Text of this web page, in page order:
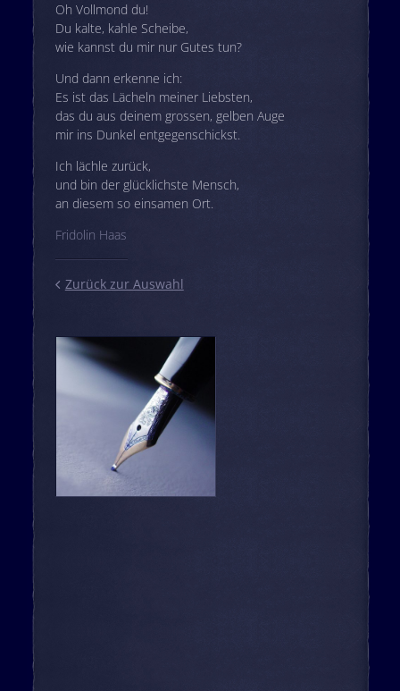
Oh Vollmond du!
Du kalte, kahle Scheibe,
wie kannst du mir nur Gutes tun?
Und dann erkenne ich:
Es ist das Lächeln meiner Liebsten,
das du aus deinem grossen, gelben Auge
mir ins Dunkel entgegenschickst.
Ich lächle zurück,
und bin der glücklichste Mensch,
an diesem so einsamen Ort.
Fridolin Haas
Zurück zur Auswahl